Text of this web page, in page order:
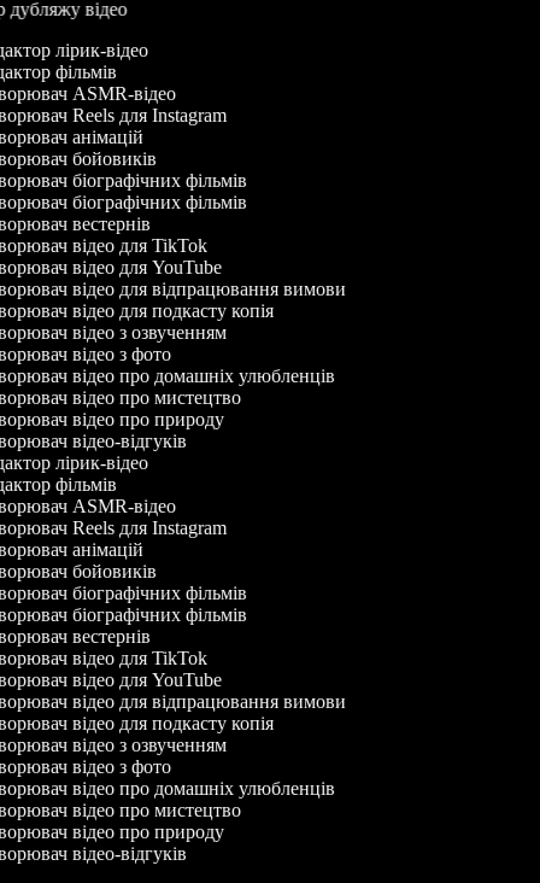
дубляжу відео
лірик-відео
фільмів
ASMR-відео
Reels для Instagram
анімацій
бойовиків
біографічних фільмів
біографічних фільмів
вестернів
відео для TikTok
відео для YouTube
відео для відпрацювання вимови
відео для подкасту копія
відео з озвученням
відео з фото
відео про домашніх улюбленців
відео про мистецтво
відео про природу
відео-відгуків
лірик-відео
фільмів
ASMR-відео
Reels для Instagram
анімацій
бойовиків
біографічних фільмів
біографічних фільмів
вестернів
відео для TikTok
відео для YouTube
відео для відпрацювання вимови
відео для подкасту копія
відео з озвученням
відео з фото
відео про домашніх улюбленців
відео про мистецтво
відео про природу
відео-відгуків